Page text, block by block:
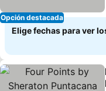
Opción destacada
Elige fechas para ver